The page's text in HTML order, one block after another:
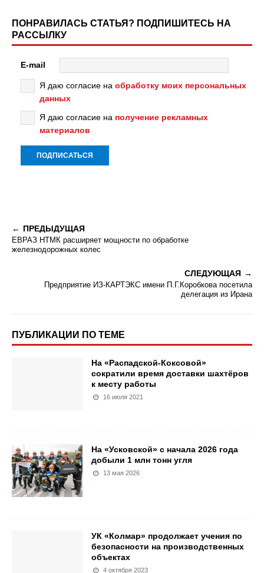
ПОНРАВИЛАСЬ СТАТЬЯ? ПОДПИШИТЕСЬ НА
РАССЫЛКУ
E-mail
Я даю согласие на обработку моих персональных
данных
Я даю согласие на получение рекламных
материалов
ПРЕДЫДУЩАЯ
ЕВРАЗ НТМК расширяет мощности по обработке
железнодорожных колес
СЛЕДУЮЩАЯ
Предприятие ИЗ-КАРТЭКС имени П.Г.Коробкова посетила
делегация из Ирана
ПУБЛИКАЦИИ ПО ТЕМЕ
На «Распадской-Коксовой»
сократили время доставки шахтёров
к месту работы
16 июля 2021
На «Усковской» с начала 2026 года
добыли 1 млн тонн угля
13 мая 2026
УК «Колмар» продолжает учения по
безопасности на производственных
объектах
4 октября 2023